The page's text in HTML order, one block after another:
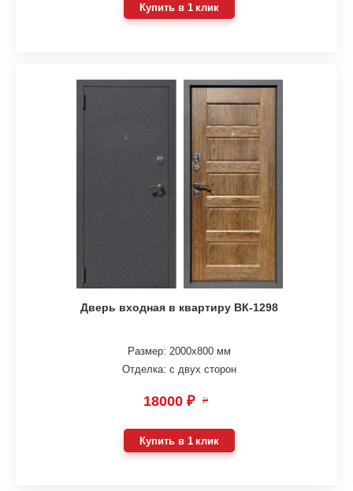
Купить в 1 клик
Дверь входная в квартиру ВК-1298
Размер: 2000х800 мм
Отделка: с двух сторон
18000 ₽ ₽
Купить в 1 клик